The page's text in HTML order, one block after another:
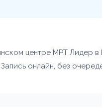
центре МРТ Лидер в
онлайн, без